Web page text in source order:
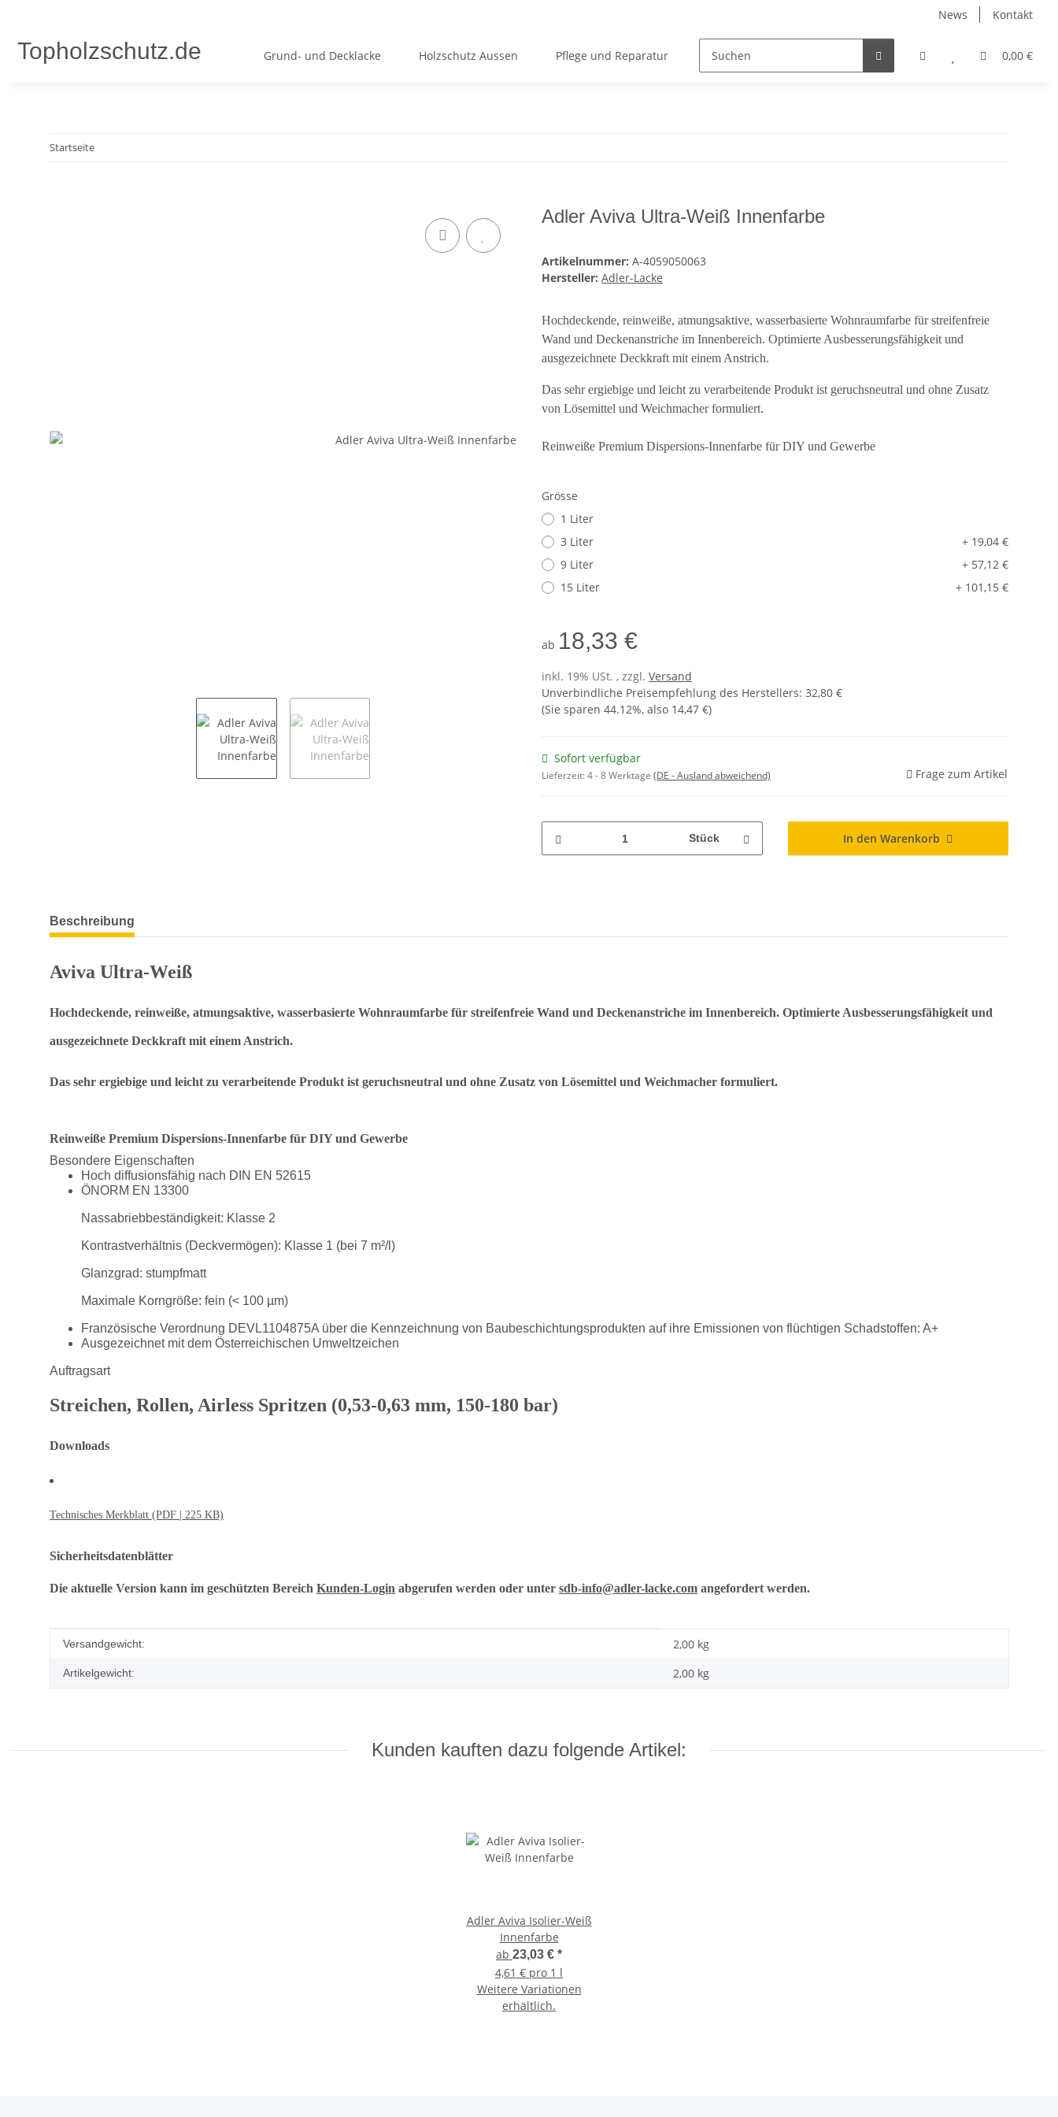
News Kontakt
Topholzschutz.de 0,00 €
Grund- und Decklacke Holzschutz Aussen Pflege und Reparatur Wachse, Öle, Innenlasuren Zubehör
Startseite
Adler Aviva Ultra-Weiß Innenfarbe
Artikelnummer: A-4059050063
Hersteller: Adler-Lacke
Hochdeckende, reinweiße, atmungsaktive, wasserbasierte Wohnraumfarbe für streifenfreie
Wand und Deckenanstriche im Innenbereich. Optimierte Ausbesserungsfähigkeit und
ausgezeichnete Deckkraft mit einem Anstrich.
Das sehr ergiebige und leicht zu verarbeitende Produkt ist geruchsneutral und ohne Zusatz
von Lösemittel und Weichmacher formuliert.
Reinweiße Premium Dispersions-Innenfarbe für DIY und Gewerbe
Grösse
1 Liter
3 Liter
+ 19,04 €
9 Liter
+ 57,12 €
15 Liter
+ 101,15 €
ab 18,33 €
inkl. 19% USt. , zzgl. Versand
Unverbindliche Preisempfehlung des Herstellers: 32,80 €
(Sie sparen 44.12%, also 14,47 €)
Sofort verfügbar
Lieferzeit:4 - 8 Werktage (DE - Ausland abweichend) Frage zum Artikel
Stück In den Warenkorb
weitere Registerkarten anzeigen
Beschreibung
Aviva Ultra-Weiß
Hochdeckende, reinweiße, atmungsaktive, wasserbasierte Wohnraumfarbe für streifenfreie Wand und Deckenanstriche im Innenbereich. Optimierte Ausbesserungsfähigkeit und
ausgezeichnete Deckkraft mit einem Anstrich.
Das sehr ergiebige und leicht zu verarbeitende Produkt ist geruchsneutral und ohne Zusatz von Lösemittel und Weichmacher formuliert.
Reinweiße Premium Dispersions-Innenfarbe für DIY und Gewerbe
Besondere Eigenschaften
Hoch diffusionsfähig nach DIN EN 52615
ÖNORM EN 13300
Nassabriebbeständigkeit: Klasse 2
Kontrastverhältnis (Deckvermögen): Klasse 1 (bei 7 m²/l)
Glanzgrad: stumpfmatt
Maximale Korngröße: fein (< 100 µm)
Französische Verordnung DEVL1104875A über die Kennzeichnung von Baubeschichtungsprodukten auf ihre Emissionen von flüchtigen Schadstoffen: A+
Ausgezeichnet mit dem Österreichischen Umweltzeichen
Auftragsart
Streichen, Rollen, Airless Spritzen (0,53-0,63 mm, 150-180 bar)
Downloads
Technisches Merkblatt (PDF | 225 KB)
Sicherheitsdatenblätter
Die aktuelle Version kann im geschützten Bereich Kunden-Login abgerufen werden oder unter sdb-info@adler-lacke.com angefordert werden.
Produkteigenschaft
Wert
Versandgewicht: 2,00 kg
Artikelgewicht: 2,00 kg
Kunden kauften dazu folgende Artikel:
Adler Aviva Isolier-Weiß
Innenfarbe
ab 23,03 € *
4,61 € pro 1 l
Weitere Variationen
erhältlich.